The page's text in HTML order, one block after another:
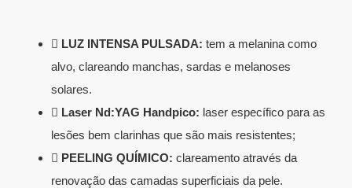
LUZ INTENSA PULSADA: tem a melanina como
alvo, clareando manchas, sardas e melanoses
solares.
Laser Nd:YAG Handpico: laser específico para as
lesões bem clarinhas que são mais resistentes;
PEELING QUÍMICO: clareamento através da
renovação das camadas superficiais da pele.